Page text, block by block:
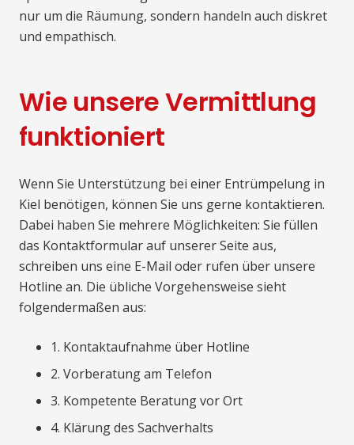
nur um die Räumung, sondern handeln auch diskret
und empathisch.
Wie unsere Vermittlung
funktioniert
Wenn Sie Unterstützung bei einer Entrümpelung in
Kiel benötigen, können Sie uns gerne kontaktieren.
Dabei haben Sie mehrere Möglichkeiten: Sie füllen
das Kontaktformular auf unserer Seite aus,
schreiben uns eine E-Mail oder rufen über unsere
Hotline an. Die übliche Vorgehensweise sieht
folgendermaßen aus:
1. Kontaktaufnahme über Hotline
2. Vorberatung am Telefon
3. Kompetente Beratung vor Ort
4. Klärung des Sachverhalts